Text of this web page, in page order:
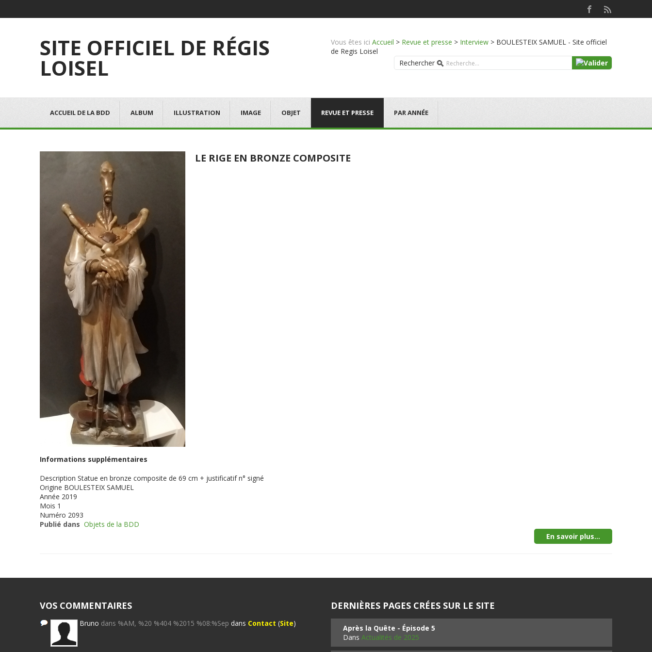
SITE OFFICIEL DE RÉGIS
LOISEL
Vous êtes ici Accueil > Revue et presse > Interview > BOULESTEIX SAMUEL - Site officiel
de Regis Loisel
Rechercher
ACCUEIL DE LA BDD ALBUM ILLUSTRATION IMAGE OBJET REVUE ET PRESSE PAR ANNÉE
LE RIGE EN BRONZE COMPOSITE
Informations supplémentaires
Description Statue en bronze composite de 69 cm + justificatif n° signé
Origine BOULESTEIX SAMUEL
Année 2019
Mois 1
Numéro 2093
Publié dans Objets de la BDD
En savoir plus...
VOS COMMENTAIRES
Bruno dans %AM, %20 %404 %2015 %08:%Sep dans Contact (Site)
DERNIÈRES PAGES CRÉES SUR LE SITE
Après la Quête - Épisode 5
Dans Actualités de 2025